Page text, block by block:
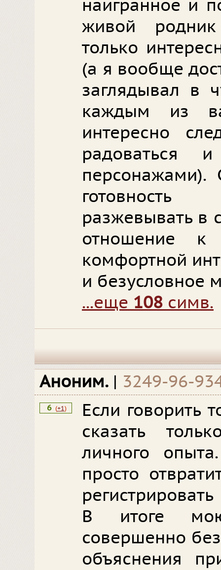
наигранное и
живой
только
(а я вообще
заглядывал в
каждым из
интересно
радоваться
разжевывать в
отношение
комфортной
и безусловное
...еще 108 симв.
Аноним. | 3249-96-
6 (+1)
Если говорить
сказать
личного
просто
В итоге
совершенно
объяснения